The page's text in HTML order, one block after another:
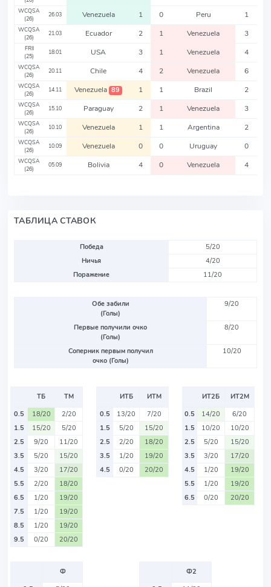
WCQSA
(26)
26.03 Venezuela 1 0 Peru 1
WCQSA
(26)
21.03 Ecuador 2 1 Venezuela 3
FRII
(25)
18.01 USA 3 1 Venezuela 4
WCQSA
(26)
20.11 Chile 4 2 Venezuela 6
WCQSA
(26)
14.11 Venezuela 89 1 1 Brazil 2
WCQSA
(26)
15.10 Paraguay 2 1 Venezuela 3
WCQSA
(26)
10.10 Venezuela 1 1 Argentina 2
WCQSA
(26)
10.09 Venezuela 0 0 Uruguay 0
WCQSA
(26)
05.09 Bolivia 4 0 Venezuela 4
ТАБЛИЦА СТАВОК
Победа
5/20
Ничья
4/20
Поражение
11/20
Обе забили
(Голы)
9/20
Первые получили очко
(Голы)
8/20
Соперник первым получил
очко (Голы)
10/20
ТБ
ТМ
0.5
18/20
2/20
1.5
15/20
5/20
2.5
9/20
11/20
3.5
5/20
15/20
4.5
3/20
17/20
5.5
2/20
18/20
6.5
1/20
19/20
7.5
1/20
19/20
8.5
1/20
19/20
9.5
0/20 20/20
ИТБ
ИТМ
0.5
13/20
7/20
1.5
5/20
15/20
2.5
2/20
18/20
3.5
1/20
19/20
4.5
0/20 20/20
ИТ2Б
ИТ2М
0.5
14/20
6/20
1.5
10/20
10/20
2.5
5/20
15/20
3.5
3/20
17/20
4.5
1/20
19/20
5.5
1/20
19/20
6.5
0/20 20/20
Ф
Ф2